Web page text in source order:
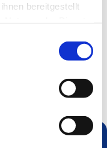
bereitgestellt